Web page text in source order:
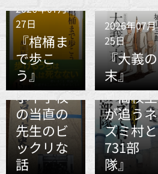
2026年07月
27日
『棺桶ま
で歩こ
う』
2026年07月
25日
『大義の
末』
2026年07月
24日
小中学校
の当直の
先生のビ
ックリな
話
2026年07月
20日
『高校生
が追うネ
ズミ村と
731部
隊』